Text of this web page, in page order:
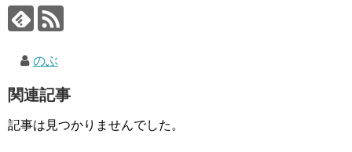
のぶ
関連記事
記事は見つかりませんでした。